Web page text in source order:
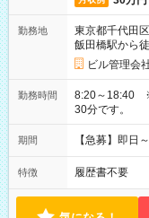
勤務地
東京都千代田区
飯田橋駅から
ビル管理会
勤務時間
8:20～18:40 ※
30分です。
期間 【急募】即
特徴 履歴書不要